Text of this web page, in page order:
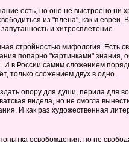
есть, но оно не выстроено ни
из "плена", как и евреи. В
и хитросплетение.
стройностью мифология. Есть
попарно "картинками" знания,
И в России самим сложением
только сложением двух в одно.
опору для души, перила для
видела, но не смогла
И как раз художественная
освобождения, но не